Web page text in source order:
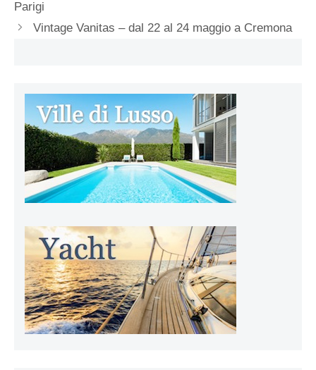
Parigi
Vintage Vanitas – dal 22 al 24 maggio a Cremona